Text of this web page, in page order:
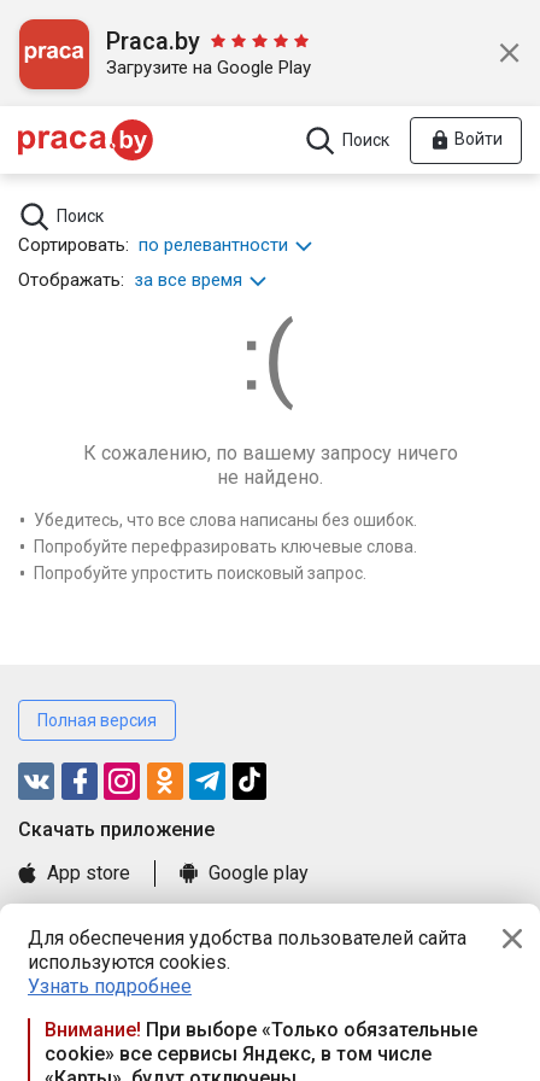
Для обеспечения удобства пользователей сайта
используются cookies.
Узнать подробнее
Внимание! При выборе «Только обязательные
cookie» все сервисы Яндекс, в том числе
Praca.by
Загрузите на Google Play
Поиск Войти
Поиск
Сортировать: по релевантности
Отображать: за все время
К сожалению, по вашему запросу ничего
не найдено.
Убедитесь, что все слова написаны без ошибок.
Попробуйте перефразировать ключевые слова.
Попробуйте упростить поисковый запрос.
Полная версия
Cкачать приложение
App store
Google play
Книга замечаний и предложений
Правила и документы
Praca.by © 2000—2026, ООО «ПРАЦА БАЙ»
Республика Беларусь, 220114, г. Минск, пр-т Независимости
117а, пом. № 9.